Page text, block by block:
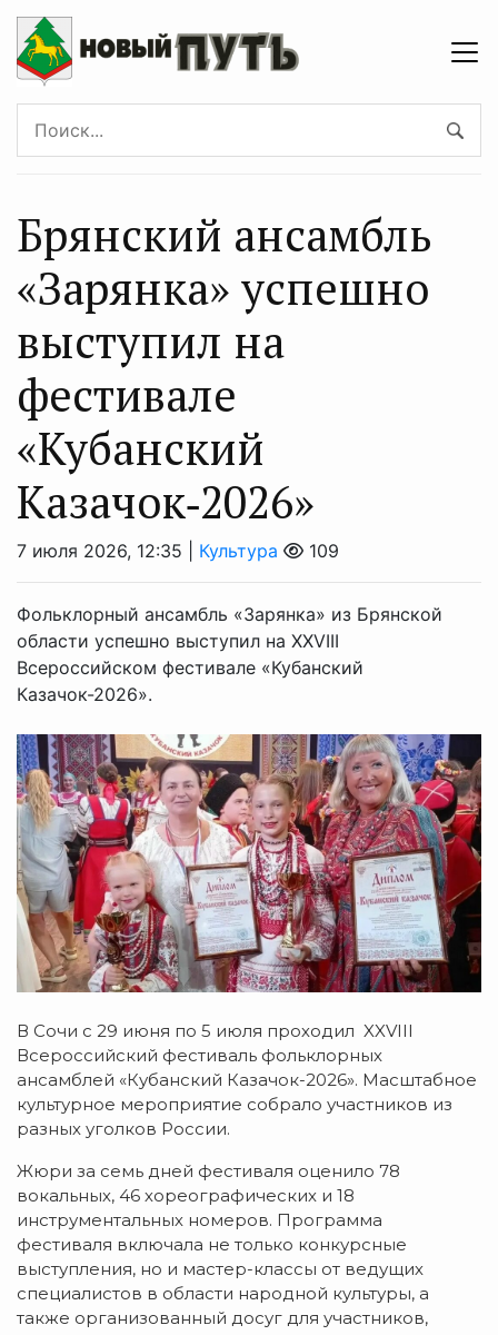
Брянский ансамбль
«Зарянка» успешно
выступил на
фестивале
«Кубанский
Казачок‑2026»
7 июля 2026, 12:35 | Культура 109
Фольклорный ансамбль «Зарянка» из Брянской
области успешно выступил на XXVIII
Всероссийском фестивале «Кубанский
Казачок-2026».
В Сочи с 29 июня по 5 июля проходил XXVIII
Всероссийский фестиваль фольклорных
ансамблей «Кубанский Казачок-2026». Масштабное
культурное мероприятие собрало участников из
разных уголков России.
Жюри за семь дней фестиваля оценило 78
вокальных, 46 хореографических и 18
инструментальных номеров. Программа
фестиваля включала не только конкурсные
выступления, но и мастер-классы от ведущих
специалистов в области народной культуры, а
также организованный досуг для участников,